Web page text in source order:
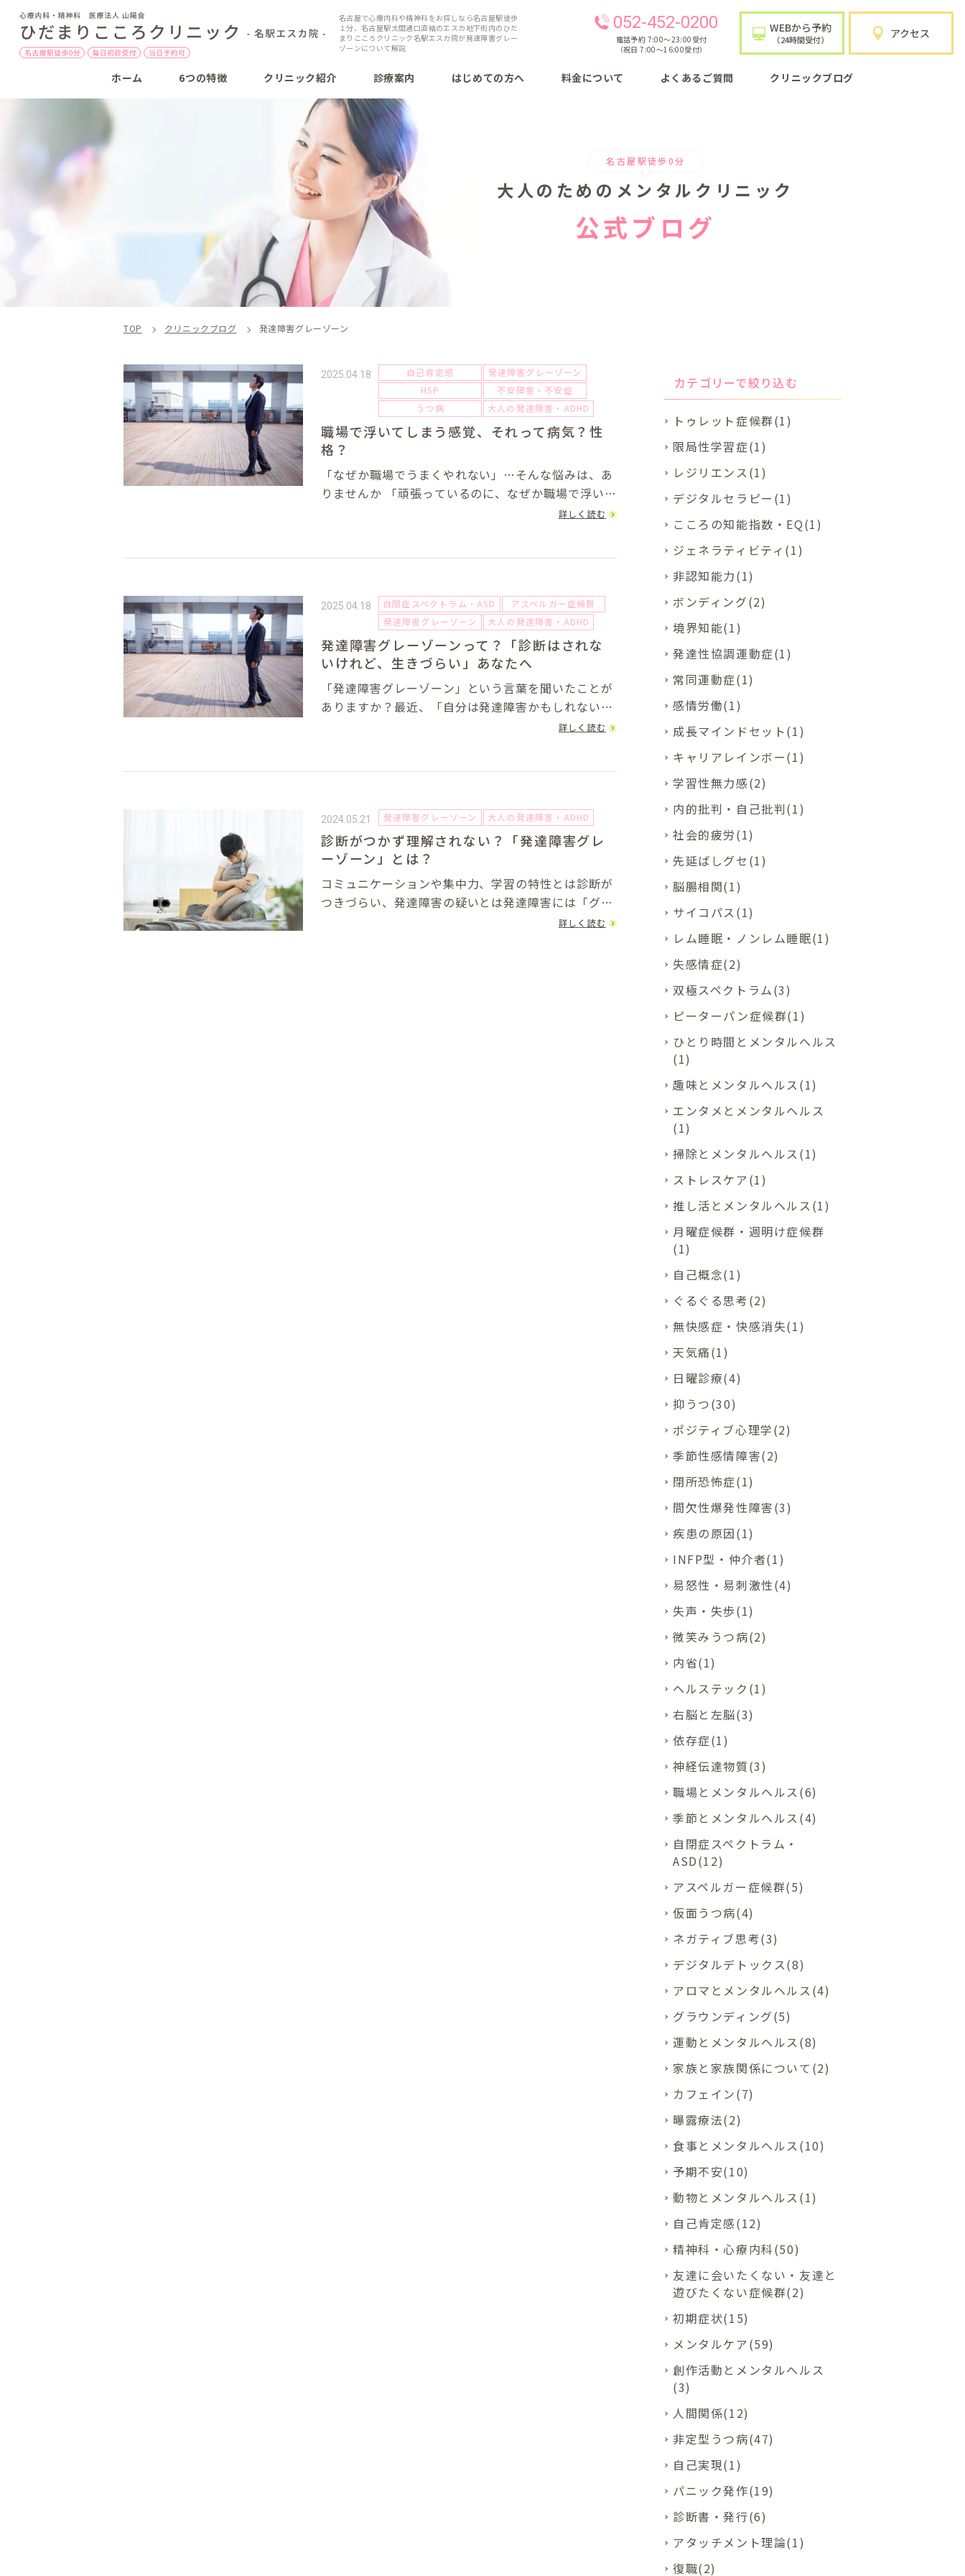
名古屋で心療内科や精神科をお探しなら名古屋駅徒歩
１分、名古屋駅太閤通口直結のエスカ地下街内のひだ
まりこころクリニック名駅エスカ院が発達障害グレー
ゾーンについて解説
052-452-0200
電話予約 7:00〜23:00受付
（祝日 7:00〜16:00受付）
WEBから予約
（24時間受付） アクセス
ホーム 6つの特徴 クリニック紹介 診療案内 はじめての方へ 料金について よくあるご質問 クリニックブログ
名古屋駅徒歩0分
大人のための メンタルクリニック
公式ブログ
TOP クリニックブログ 発達障害グレーゾーン
2025.04.18 自己肯定感
発達障害グレーゾーン
HSP
不安障害・不安症
うつ病
大人の発達障害・ADHD
職場で浮いてしまう感覚、それって病気？性
格？
「なぜか職場でうまくやれない」…そんな悩みは、あ
りませんか 「頑張っているのに、なぜか職場で浮いて
詳しく読む
2025.04.18 自閉症スペクトラム・ASD
アスペルガー症候群
発達障害グレーゾーン
大人の発達障害・ADHD
発達障害グレーゾーンって？「診断はされな
いけれど、生きづらい」あなたへ
「発達障害グレーゾーン」という言葉を聞いたことが
ありますか？最近、「自分は発達障害かもしれない」
と感じて、検索する方が増えています。そしてその中
詳しく読む
2024.05.21 発達障害グレーゾーン 大人の発達障害・ADHD
診断がつかず理解されない？「発達障害グレ
ーゾーン」とは？
コミュニケーションや集中力、学習の特性とは診断が
つきづらい、発達障害の疑いとは発達障害には「グレ
ーゾーン」と呼ばれる概念があります。発達障害と
詳しく読む
カテゴリーで絞り込む
トゥレット症候群(1)
限局性学習症(1)
レジリエンス(1)
デジタルセラピー(1)
こころの知能指数・EQ(1)
ジェネラティビティ(1)
非認知能力(1)
ボンディング(2)
境界知能(1)
発達性協調運動症(1)
常同運動症(1)
感情労働(1)
成長マインドセット(1)
キャリアレインボー(1)
学習性無力感(2)
内的批判・自己批判(1)
社会的疲労(1)
先延ばしグセ(1)
脳腸相関(1)
サイコパス(1)
レム睡眠・ノンレム睡眠(1)
失感情症(2)
双極スペクトラム(3)
ピーターパン症候群(1)
ひとり時間とメンタルヘルス
(1)
趣味とメンタルヘルス(1)
エンタメとメンタルヘルス
(1)
掃除とメンタルヘルス(1)
ストレスケア(1)
推し活とメンタルヘルス(1)
月曜症候群・週明け症候群
(1)
自己概念(1)
ぐるぐる思考(2)
無快感症・快感消失(1)
天気痛(1)
日曜診療(4)
抑うつ(30)
ポジティブ心理学(2)
季節性感情障害(2)
閉所恐怖症(1)
間欠性爆発性障害(3)
疾患の原因(1)
INFP型・仲介者(1)
易怒性・易刺激性(4)
失声・失歩(1)
微笑みうつ病(2)
内省(1)
ヘルステック(1)
右脳と左脳(3)
依存症(1)
神経伝達物質(3)
職場とメンタルヘルス(6)
季節とメンタルヘルス(4)
自閉症スペクトラム・
ASD(12)
アスペルガー症候群(5)
仮面うつ病(4)
ネガティブ思考(3)
デジタルデトックス(8)
アロマとメンタルヘルス(4)
グラウンディング(5)
運動とメンタルヘルス(8)
家族と家族関係について(2)
カフェイン(7)
曝露療法(2)
食事とメンタルヘルス(10)
予期不安(10)
動物とメンタルヘルス(1)
自己肯定感(12)
精神科・心療内科(50)
友達に会いたくない・友達と
遊びたくない症候群(2)
初期症状(15)
メンタルケア(59)
創作活動とメンタルヘルス
(3)
人間関係(12)
非定型うつ病(47)
自己実現(1)
パニック発作(19)
診断書・発行(6)
アタッチメント理論(1)
復職(2)